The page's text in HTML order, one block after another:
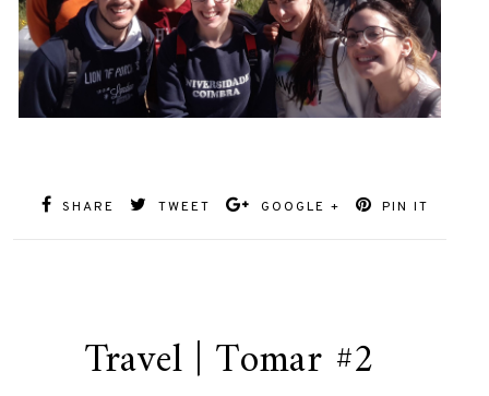
SHARE TWEET GOOGLE + PIN IT
Travel | Tomar #2